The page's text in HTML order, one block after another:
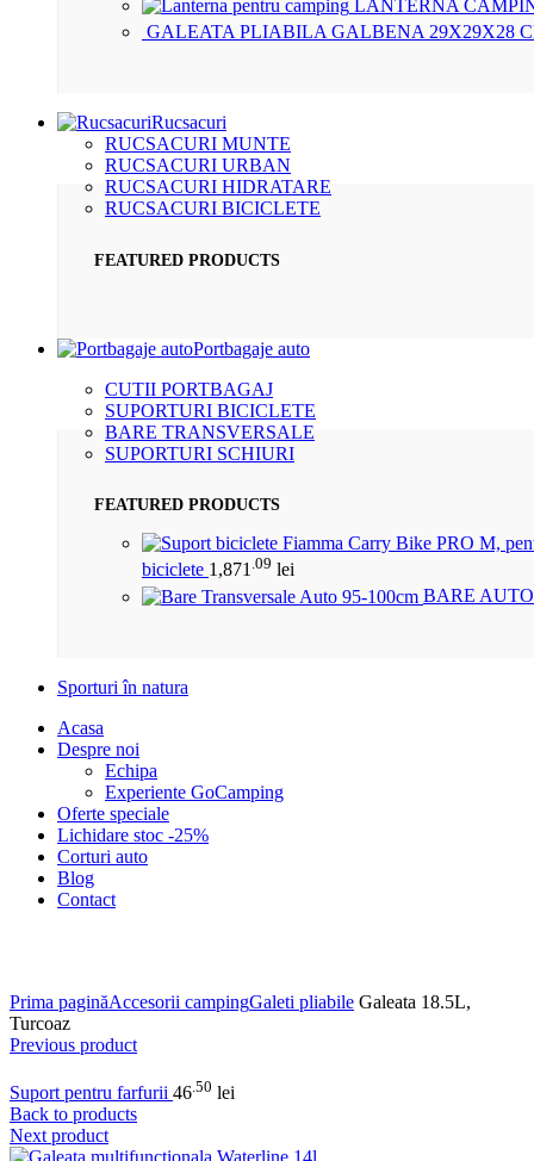
LANTERNA
GALEATA PLIABILA GALBENA 29X29X28
Rucsacuri
RUCSACURI MUNTE
RUCSACURI URBAN
RUCSACURI HIDRATARE
RUCSACURI BICICLETE
FEATURED PRODUCTS
Portbagaje auto
CUTII PORTBAGAJ
SUPORTURI BICICLETE
BARE TRANSVERSALE
SUPORTURI SCHIURI
FEATURED PRODUCTS
biciclete 1,871 .09 lei
BARE
Sporturi în natura
Acasa
Despre noi
Echipa
Experiente GoCamping
Oferte speciale
Lichidare stoc -25%
Corturi auto
Blog
Contact
Prima paginăAccesorii campingGaleti pliabile Galeata 18.5L,
Turcoaz
Previous product
Suport pentru farfurii 46 .50 lei
Back to products
Next product